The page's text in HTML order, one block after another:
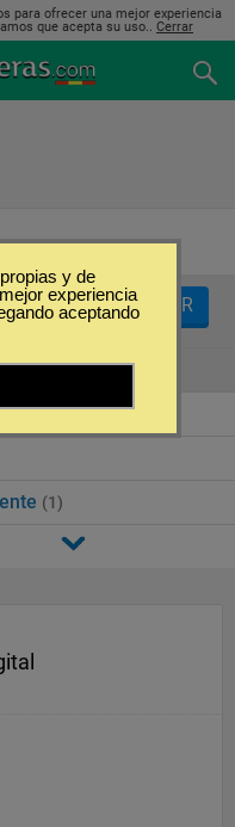
para ofrecer una mejor experiencia
que acepta su uso.. Cerrar
FILTRAR
(7)
(1)
y de
experiencia
aceptando